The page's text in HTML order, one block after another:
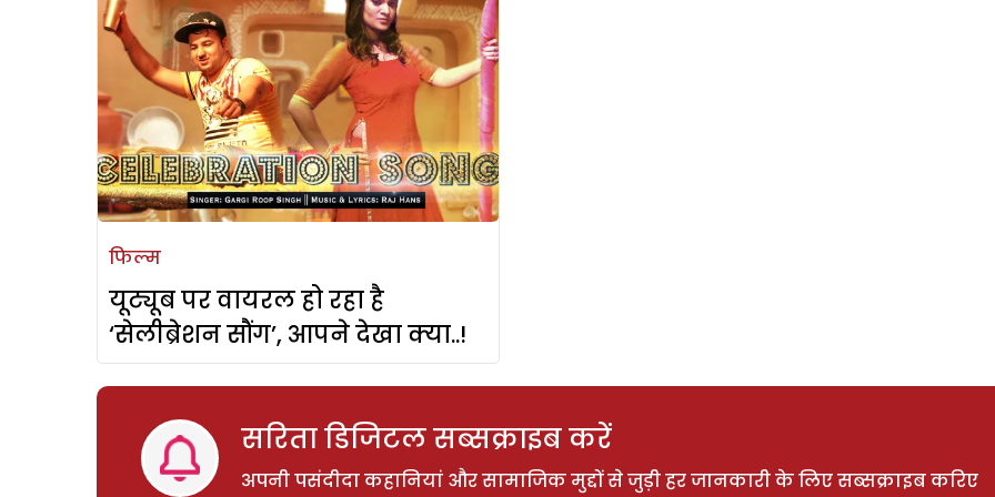
फिल्म
यूट्यूब पर वायरल हो रहा है
‘सेलीब्रेशन सौंग’, आपने देखा क्या..!
सरिता डिजिटल सब्सक्राइब करें
अपनी पसंदीदा कहानियां और सामाजिक मुद्दों से जुड़ी हर जानकारी के लिए सब्सक्राइब करिए